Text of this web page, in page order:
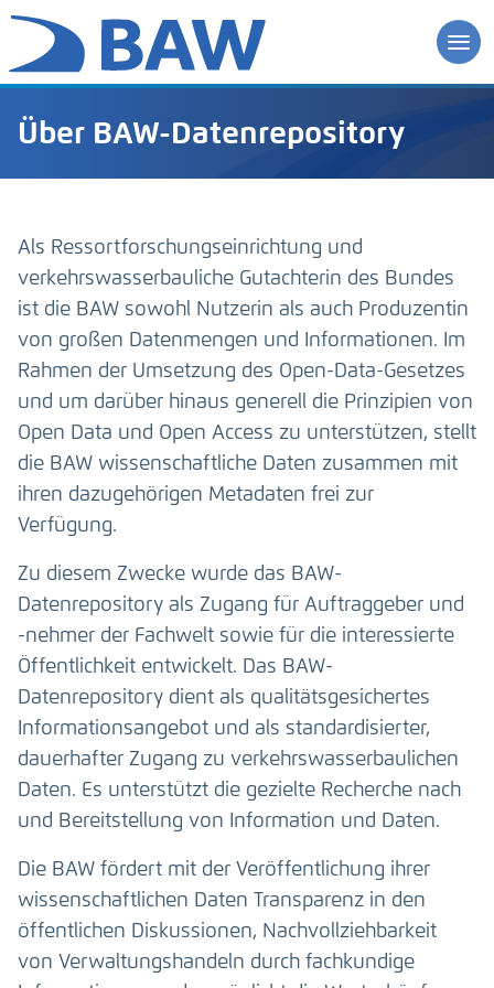
Über BAW-Datenrepository
Als Ressortforschungseinrichtung und
verkehrswasserbauliche Gutachterin des Bundes
ist die BAW sowohl Nutzerin als auch Produzentin
von großen Datenmengen und Informationen. Im
Rahmen der Umsetzung des Open-Data-Gesetzes
und um darüber hinaus generell die Prinzipien von
Open Data und Open Access zu unterstützen, stellt
die BAW wissenschaftliche Daten zusammen mit
ihren dazugehörigen Metadaten frei zur
Verfügung.
Zu diesem Zwecke wurde das BAW-
Datenrepository als Zugang für Auftraggeber und
-nehmer der Fachwelt sowie für die interessierte
Öffentlichkeit entwickelt. Das BAW-
Datenrepository dient als qualitätsgesichertes
Informationsangebot und als standardisierter,
dauerhafter Zugang zu verkehrswasserbaulichen
Daten. Es unterstützt die gezielte Recherche nach
und Bereitstellung von Information und Daten.
Die BAW fördert mit der Veröffentlichung ihrer
wissenschaftlichen Daten Transparenz in den
öffentlichen Diskussionen, Nachvollziehbarkeit
von Verwaltungshandeln durch fachkundige